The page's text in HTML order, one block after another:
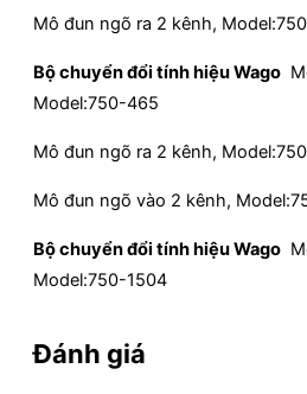
Mô đun ngõ ra 2 kênh,
Bộ chuyển đổi tính hiệu Wago
Model:750-465
Mô đun ngõ ra 2 kênh,
Mô đun ngõ vào 2 kênh,
Bộ chuyển đổi tính hiệu Wago
Model:750-1504
Đánh giá